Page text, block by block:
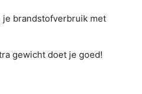
brandstofverbruik met
gewicht doet je goed!